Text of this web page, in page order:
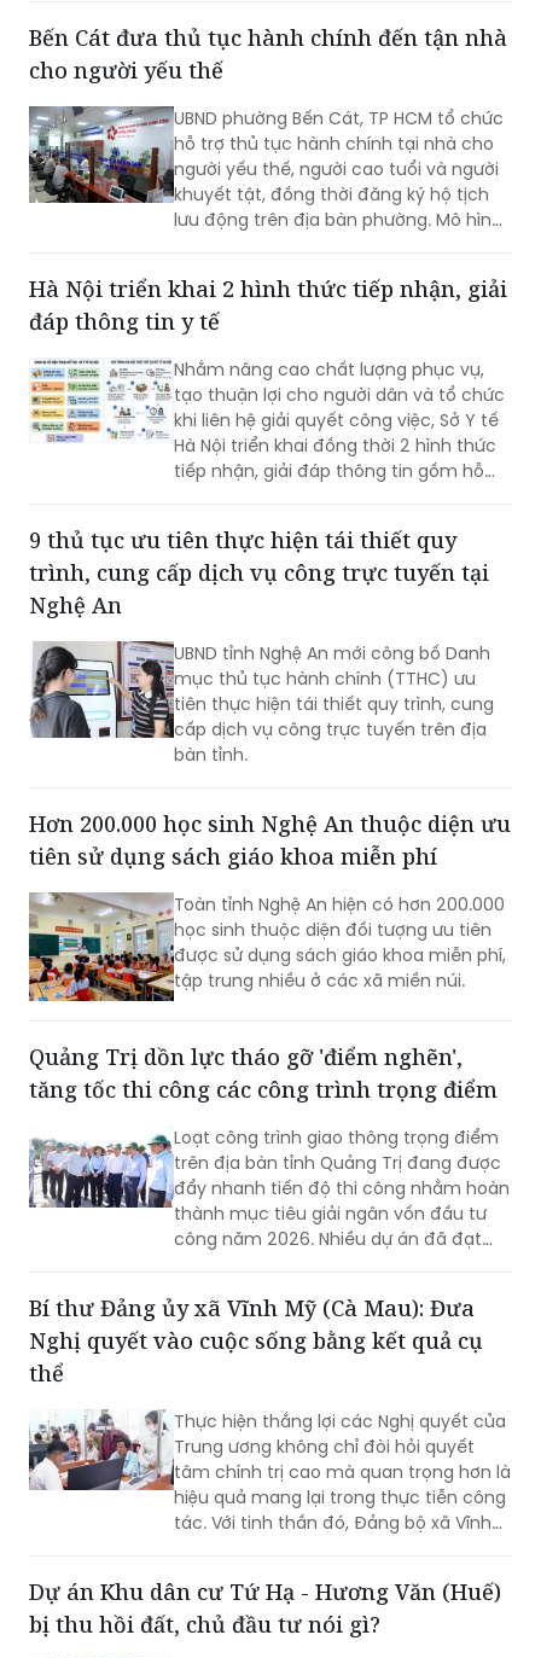
Bến Cát đưa thủ tục hành chính đến tận nhà
cho người yếu thế
UBND phường Bến Cát, TP HCM tổ chức
hỗ trợ thủ tục hành chính tại nhà cho
người yếu thế, người cao tuổi và người
khuyết tật, đồng thời đăng ký hộ tịch
lưu động trên địa bàn phường. Mô hình
Hà Nội triển khai 2 hình thức tiếp nhận, giải
đáp thông tin y tế
Nhằm nâng cao chất lượng phục vụ,
tạo thuận lợi cho người dân và tổ chức
khi liên hệ giải quyết công việc, Sở Y tế
Hà Nội triển khai đồng thời 2 hình thức
tiếp nhận, giải đáp thông tin gồm hỗ
9 thủ tục ưu tiên thực hiện tái thiết quy
trình, cung cấp dịch vụ công trực tuyến tại
Nghệ An
UBND tỉnh Nghệ An mới công bố Danh
mục thủ tục hành chính (TTHC) ưu
tiên thực hiện tái thiết quy trình, cung
cấp dịch vụ công trực tuyến trên địa
bàn tỉnh.
Hơn 200.000 học sinh Nghệ An thuộc diện ưu
tiên sử dụng sách giáo khoa miễn phí
Toàn tỉnh Nghệ An hiện có hơn 200.000
học sinh thuộc diện đối tượng ưu tiên
được sử dụng sách giáo khoa miễn phí,
tập trung nhiều ở các xã miền núi.
Quảng Trị dồn lực tháo gỡ 'điểm nghẽn',
tăng tốc thi công các công trình trọng điểm
Loạt công trình giao thông trọng điểm
trên địa bàn tỉnh Quảng Trị đang được
đẩy nhanh tiến độ thi công nhằm hoàn
thành mục tiêu giải ngân vốn đầu tư
công năm 2026. Nhiều dự án đã đạt
giải phóng mặt bằng vẫn là "nút thắt"
cần sớm tháo gỡ để bảo đảm tiến độ
Bí thư Đảng ủy xã Vĩnh Mỹ (Cà Mau): Đưa
Nghị quyết vào cuộc sống bằng kết quả cụ
thể
Thực hiện thắng lợi các Nghị quyết của
Trung ương không chỉ đòi hỏi quyết
tâm chính trị cao mà quan trọng hơn là
hiệu quả mang lại trong thực tiễn công
tác. Với tinh thần đó, Đảng bộ xã Vĩnh
đội ngũ cán bộ đủ phẩm chất, năng
lực, trách nhiệm, đưa các chủ trương
Dự án Khu dân cư Tứ Hạ - Hương Văn (Huế)
bị thu hồi đất, chủ đầu tư nói gì?